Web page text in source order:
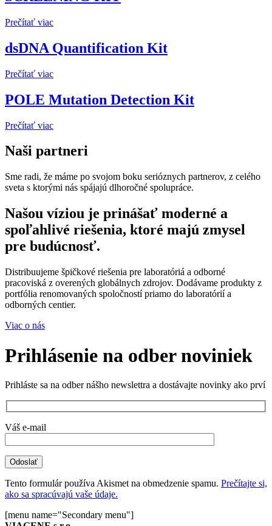
Prečítať viac
dsDNA Quantification Kit
Prečítať viac
POLE Mutation Detection Kit
Prečítať viac
Naši partneri
Sme radi, že máme po svojom boku serióznych partnerov, z celého
sveta s ktorými nás spájajú dlhoročné spolupráce.
abbexa.com
acdbio.com
antibodies.com
apogeeflow.com
arborassays.com
bdrdiagnostics.com
bifour.com
bio-
techne.com
biolegend.com
biomaxima.com
centralchem.sk
CrystalChem
cwbiosciences.com
cybergene.com
demeditec.com
diacarta.com
elabscience.com
elkbiotech.com
empiregenomics.com
entrogen.com/web4/
epithelix.com
FineTest
genmark.com.tr
gerbion.com
grisp.pt
https://www.izon.com/
IBJB
(Institut
de
Biotechnologies
Jacques
ldn.de
linear.es/en
medchemexpress.com
medxtmc.net
nerbe-
plus.de/en-
us/
nippongenetics.eu
novusbio.com
ptglab.com
rndsystems.com
sarstedt.com
sigmaaldrich.com/SK/en
spacegen.com
streck.com
thermofisher.com
tocris.com
Whalt
Našou víziou je prinášať moderné a
spoľahlivé riešenia, ktoré majú zmysel
pre budúcnosť.
Distribuujeme špičkové riešenia pre laboratóriá a odborné
pracoviská z overených globálnych zdrojov. Dodávame produkty z
portfólia renomovaných spoločností priamo do laboratórií a
odborných centier.
Viac o nás
Prihlásenie na odber noviniek
Prihláste sa na odber nášho newslettra a dostávajte novinky ako prví
Váš e-mail
Tento formulár používa Akismet na obmedzenie spamu. Prečítajte si,
ako sa spracúvajú vaše údaje.
[menu name="Secondary menu"]